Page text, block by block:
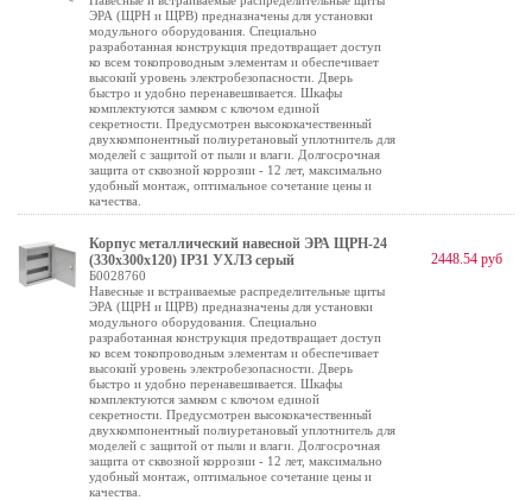
ЭРА (ЩРН и ЩРВ) предназначены для установки
модульного оборудования. Специально
разработанная конструкция предотвращает доступ
ко всем токопроводным элементам и обеспечивает
высокий уровень электробезопасности. Дверь
быстро и удобно перенавешивается. Шкафы
комплектуются замком с ключом единой
секретности. Предусмотрен высококачественный
двухкомпонентный полиуретановый уплотнитель для
моделей с защитой от пыли и влаги. Долгосрочная
защита от сквозной коррозии - 12 лет, максимально
удобный монтаж, оптимальное сочетание цены и
качества.
Корпус металлический навесной ЭРА ЩРН-24
(330х300х120) IP31 УХЛЗ серый
Б0028760
Навесные и встраиваемые распределительные щиты
ЭРА (ЩРН и ЩРВ) предназначены для установки
модульного оборудования. Специально
разработанная конструкция предотвращает доступ
ко всем токопроводным элементам и обеспечивает
высокий уровень электробезопасности. Дверь
быстро и удобно перенавешивается. Шкафы
комплектуются замком с ключом единой
секретности. Предусмотрен высококачественный
двухкомпонентный полиуретановый уплотнитель для
моделей с защитой от пыли и влаги. Долгосрочная
защита от сквозной коррозии - 12 лет, максимально
удобный монтаж, оптимальное сочетание цены и
качества.
2448.54 руб